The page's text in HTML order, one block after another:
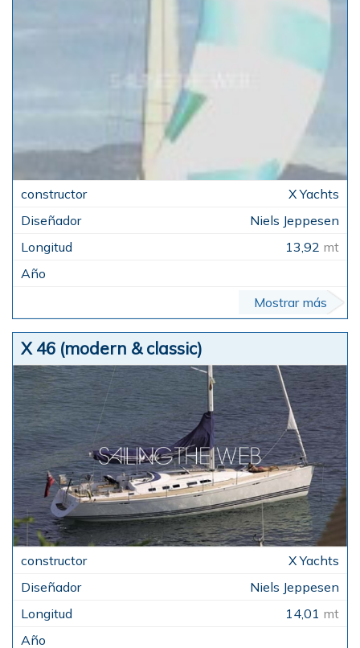
X Yachts
Niels Jeppesen
13,92 mt
Mostrar más
X 46 (modern & classic)
X Yachts
Niels Jeppesen
14,01 mt